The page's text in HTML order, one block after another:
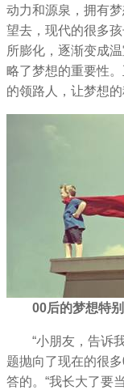
动力和源泉，拥有
望去，现代的很多
所膨化，逐渐变成
略了梦想的重要性
的领路人，让梦想
00后的梦想特
“小朋友，告诉我
题抛向了现在的很
答的。“我长大了要